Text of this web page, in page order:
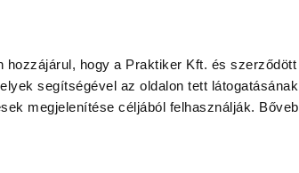
hozzájárul, hogy a Praktiker Kft. és
segítségével az oldalon tett
megjelenítése céljából felhasználják.